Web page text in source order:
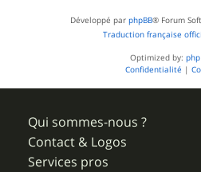
Développé par phpBB® Forum
Traduction française
Optimized by:
Confidentialité |
Qui sommes-nous ?
Contact & Logos
Services pros